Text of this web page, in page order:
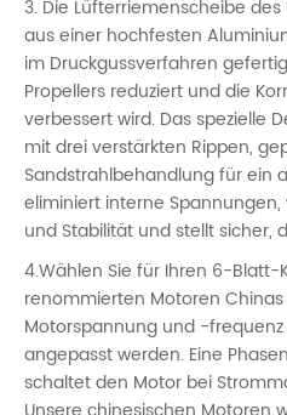
3. Die Lüfterriemenscheibe
aus einer hochfesten
im Druckgussverfahren
Propellers reduziert und die
verbessert wird. Das spezielle
mit drei verstärkten Rippen,
Sandstrahlbehandlung für ein
eliminiert interne
und Stabilität und stellt sicher,
4.Wählen Sie für Ihren 6-
renommierten Motoren
Motorspannung und -
angepasst werden. Eine
schaltet den Motor bei